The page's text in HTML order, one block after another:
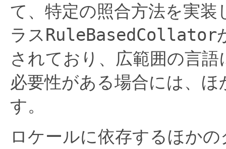
て、特定の照合方法を実装
ラスRuleBasedCollator
されており、広範囲の言
必要性がある場合には、
す。
ロケールに依存するほか